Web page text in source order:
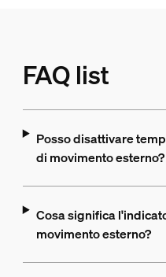
FAQ list
Posso disattivare
di movimento esterno?
Cosa significa
movimento esterno?